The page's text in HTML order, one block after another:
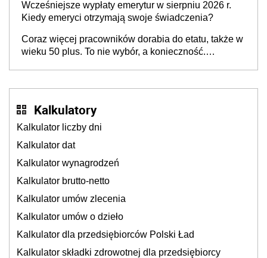
stanie? Pracownicy 45+ to siła napędowa
gospodarki
Wcześniejsze wypłaty emerytur w sierpniu 2026 r.
Kiedy emeryci otrzymają swoje świadczenia?
Coraz więcej pracowników dorabia do etatu, także w
wieku 50 plus. To nie wybór, a konieczność.
Kalkulatory
Kalkulator liczby dni
Kalkulator dat
Kalkulator wynagrodzeń
Kalkulator brutto-netto
Kalkulator umów zlecenia
Kalkulator umów o dzieło
Kalkulator dla przedsiębiorców Polski Ład
Kalkulator składki zdrowotnej dla przedsiębiorcy